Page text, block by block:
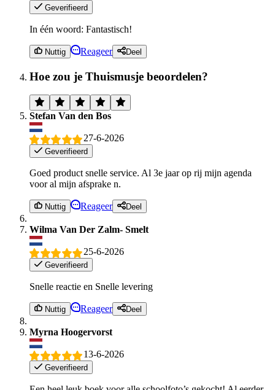
Geverifieerd
In één woord: Fantastisch!
Nuttig Reageer Deel
Hoe zou je Thuismusje beoordelen?
Stefan Van den Bos
27-6-2026
Geverifieerd
Goed product snelle service. Al 3e jaar op rij mijn agenda
voor al mijn afsprake n.
Nuttig Reageer Deel
Wilma Van Der Zalm- Smelt
25-6-2026
Geverifieerd
Snelle reactie en Snelle levering
Nuttig Reageer Deel
Myrna Hoogervorst
13-6-2026
Geverifieerd